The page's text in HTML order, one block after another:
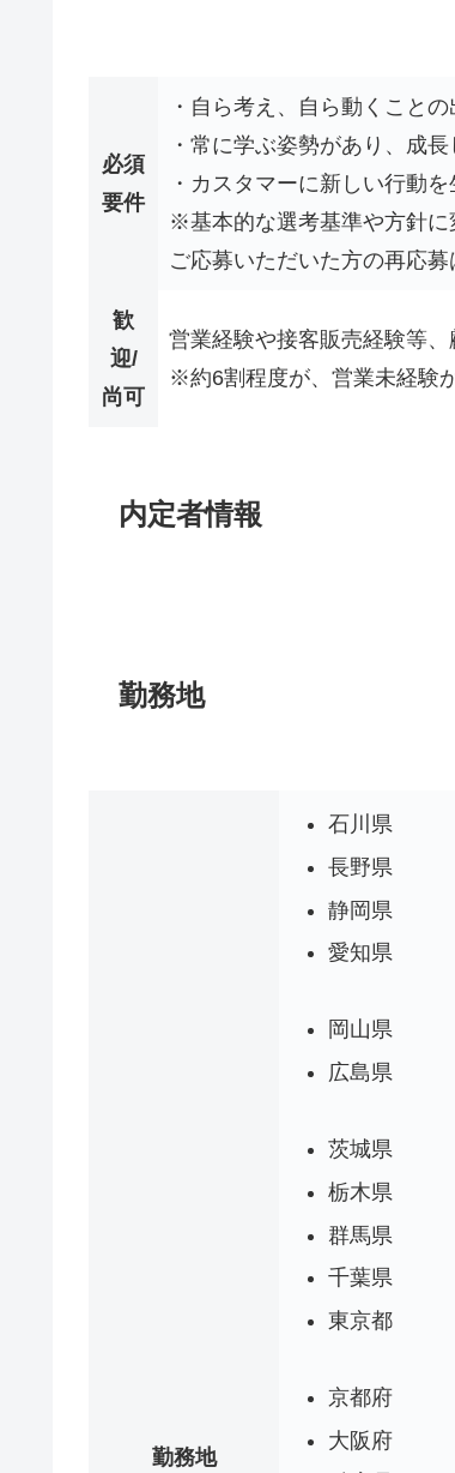
必須
要件
・自ら考え、自ら動くこと
・常に学ぶ姿勢があり、成
・カスタマーに新しい行動
※基本的な選考基準や方針に
ご応募いただいた方の再応募
歓
迎/
尚可
営業経験や接客販売経験等
※約6割程度が、営業未経験
内定者情報
勤務地
勤務地
石川県
長野県
静岡県
愛知県
岡山県
広島県
茨城県
栃木県
群馬県
千葉県
東京都
京都府
大阪府